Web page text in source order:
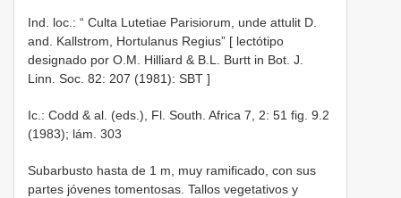
Ind. loc.: “ Culta Lutetiae Parisiorum, unde attulit D.
and. Kallstrom, Hortulanus Regius” [ lectótipo
designado por O.M. Hilliard & B.L. Burtt in Bot. J.
Linn. Soc. 82: 207 (1981): SBT ]
Ic.: Codd & al. (eds.), Fl. South. Africa 7, 2: 51 fig. 9.2
(1983); lám. 303
Subarbusto hasta de 1 m, muy ramificado, con sus
partes jóvenes tomentosas. Tallos vegetativos y